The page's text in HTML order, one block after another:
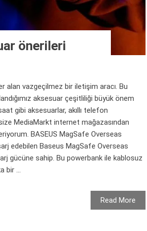
önerileri
alan vazgeçilmez bir iletişim aracı. Bu
aksesuar çeşitliliği büyük önem
gibi aksesuarlar, akıllı telefon
MediaMarkt internet mağazasından
BASEUS MagSafe Overseas
edebilen Baseus MagSafe Overseas
gücüne sahip. Bu powerbank ile kablosuz
bir ...
Read More